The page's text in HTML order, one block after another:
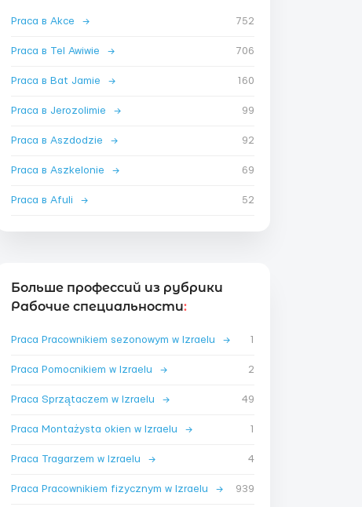
Praca в Akce → 752
Praca в Tel Awiwie → 706
Praca в Bat Jamie → 160
Praca в Jerozolimie → 99
Praca в Aszdodzie → 92
Praca в Aszkelonie → 69
Praca в Afuli → 52
Больше профессий из рубрики
Рабочие специальности:
Praca Pracownikiem sezonowym w Izraelu → 1
Praca Pomocnikiem w Izraelu → 2
Praca Sprzątaczem w Izraelu → 49
Praca Montażysta okien w Izraelu → 1
Praca Tragarzem w Izraelu → 4
Praca Pracownikiem fizycznym w Izraelu → 939